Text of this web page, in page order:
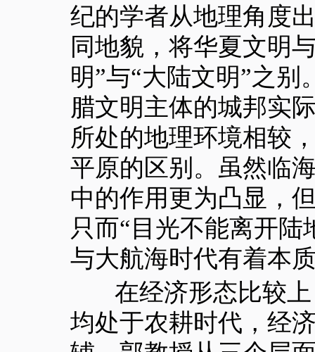
纪的学者从地理角度
同地貌，将华夏文明
明”与“大陆文明”之
腊文明主体的城邦实
所处的地理环境相较
平原的区别。虽然临
中的作用更为凸显，
只而“目光不能离开
与大航海时代有着本
在经济形态比较上
均处于农耕时代，经